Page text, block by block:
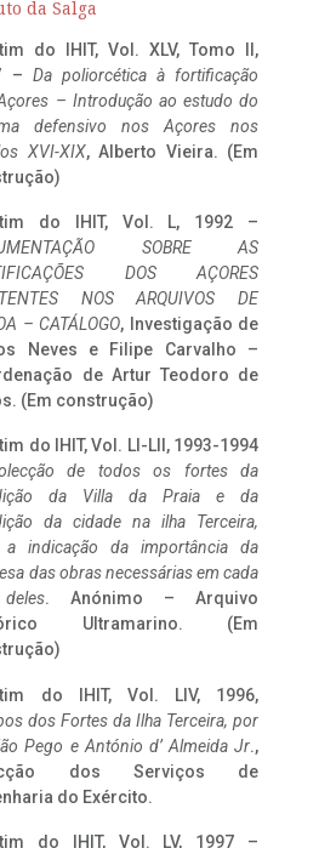
da Salga
do IHIT, Vol. XLV, Tomo II,
– Da poliorcética à fortificação
– Introdução ao estudo do
defensivo nos Açores nos
XVI-XIX, Alberto Vieira. (Em
do IHIT, Vol. L, 1992 –
SOBRE AS
DOS AÇORES
NOS ARQUIVOS DE
– CATÁLOGO, Investigação de
Neves e Filipe Carvalho –
de Artur Teodoro de
(Em construção)
do IHIT, Vol. LI-LII, 1993-1994
de todos os fortes da
da Villa da Praia e da
da cidade na ilha Terceira,
a indicação da importância da
das obras necessárias em cada
. Anónimo – Arquivo
Ultramarino. (Em
do IHIT, Vol. LIV, 1996,
dos Fortes da Ilha Terceira, por
Pego e António d’ Almeida Jr.,
dos Serviços de
do Exército.
do IHIT, Vol. LV, 1997 –